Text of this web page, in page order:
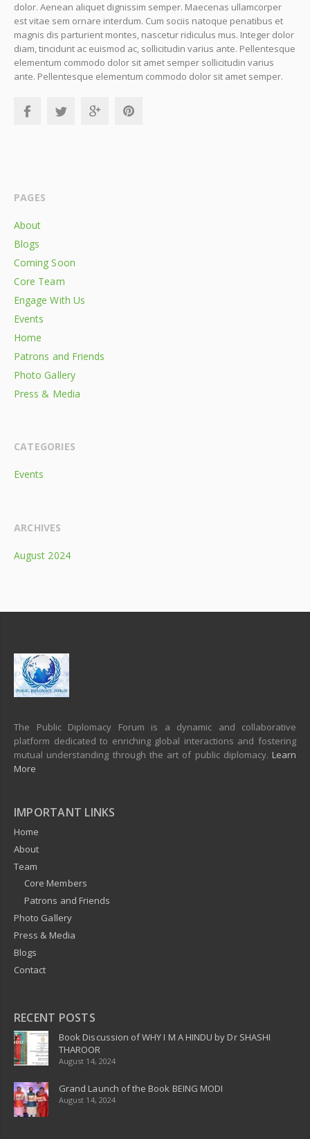
dolor. Aenean aliquet dignissim semper. Maecenas ullamcorper
est vitae sem ornare interdum. Cum sociis natoque penatibus et
magnis dis parturient montes, nascetur ridiculus mus. Integer dolor
diam, tincidunt ac euismod ac, sollicitudin varius ante. Pellentesque
elementum commodo dolor sit amet semper sollicitudin varius
ante. Pellentesque elementum commodo dolor sit amet semper.
PAGES
About
Blogs
Coming Soon
Core Team
Engage With Us
Events
Home
Patrons and Friends
Photo Gallery
Press & Media
CATEGORIES
Events
ARCHIVES
August 2024
The Public Diplomacy Forum is a dynamic and collaborative
platform dedicated to enriching global interactions and fostering
mutual understanding through the art of public diplomacy. Learn
More
IMPORTANT LINKS
Home
About
Team
Core Members
Patrons and Friends
Photo Gallery
Press & Media
Blogs
Contact
RECENT POSTS
Book Discussion of WHY I M A HINDU by Dr SHASHI
THAROOR
August 14, 2024
Grand Launch of the Book BEING MODI
August 14, 2024